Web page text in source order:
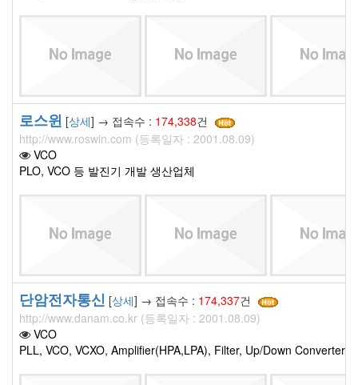
로스윈 [상세] → 접속수 : 174,338건
http://www.roswin.com (등록일자 : 2001.08.09)
VCO
PLO, VCO 등 발진기 개발 생산업체
단암전자통신 [상세] → 접속수 : 174,337건
http://www.danam.co.kr (등록일자 : 2001.08.09)
VCO
PLL, VCO, VCXO, Amplifier(HPA,LPA), Filter, Up/Down Converter,